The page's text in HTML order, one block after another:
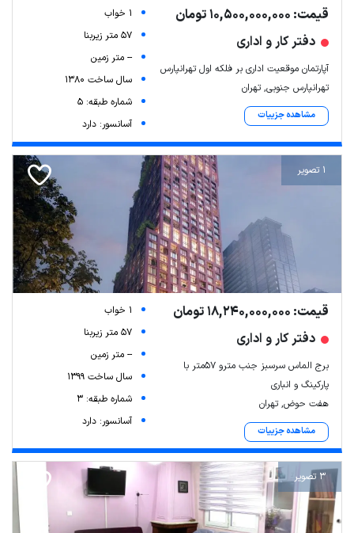
قیمت: 10,500,000,000 تومان
دفتر کار و اداری
آپارتمان موقعیت اداری بر فلکه اول تهرانپارس
تهرانپارس جنوبی, تهران
مشاهده جزییات
1 خواب
57 متر زیربنا
-- متر زمین
سال ساخت 1380
شماره طبقه: 5
آسانسور: دارد
1 تصویر
قیمت: 18,240,000,000 تومان
دفتر کار و اداری
برج الماس سرسبز جنب مترو ۵۷متر با
پارکینگ و انباری
هفت حوض, تهران
مشاهده جزییات
1 خواب
57 متر زیربنا
-- متر زمین
سال ساخت 1399
شماره طبقه: 3
آسانسور: دارد
3 تصویر